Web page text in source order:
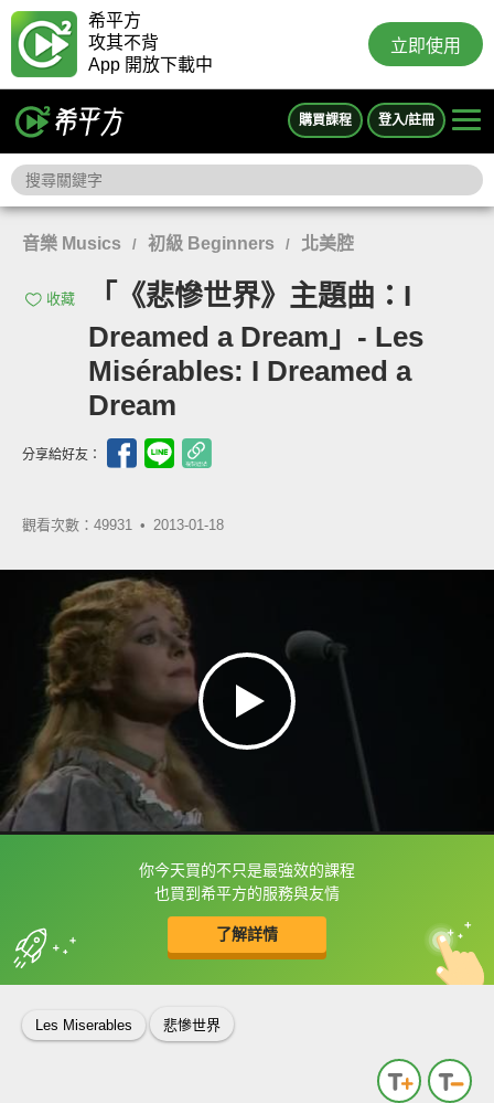
希平方
攻其不背
App 開放下載中
立即使用
購買課程 登入/註冊
音樂 Musics / 初級 Beginners / 北美腔
收藏
「《悲慘世界》主題曲：I
Dreamed a Dream」- Les
Misérables: I Dreamed a
Dream
分享給好友：
觀看次數：49931 • 2013-01-18
你今天買的不只是最強效的課程
也買到希平方的服務與友情
了解詳情
框選或點兩下字幕可以直接查字典喔！
收錄佳句 中
英
Les Miserables 悲慘世界